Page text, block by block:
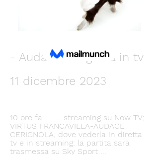
December 11, 2023
Diretta Virtus Francavilla
- Audace Cerignola in tv
11 dicembre 2023
10 ore fa — ... streaming su Now TV;
VIRTUS FRANCAVILLA-AUDACE
CERIGNOLA, dove vederla in diretta
tv e in streaming: la partita sarà
trasmessa su Sky Sport ...